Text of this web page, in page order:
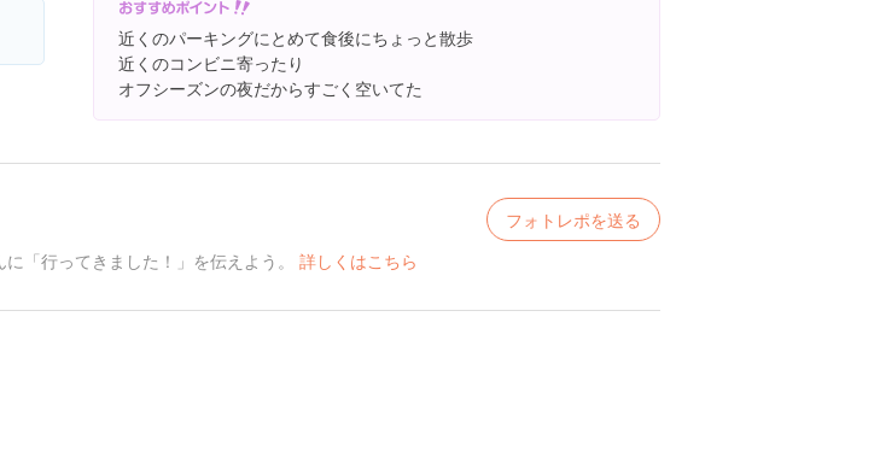
近くのパーキングにとめて食後にちょっと散歩
近くのコンビニ寄ったり
オフシーズンの夜だからすごく空いてた
フォトレポを送る
「行ってきました！」を伝えよう。 詳しくはこちら